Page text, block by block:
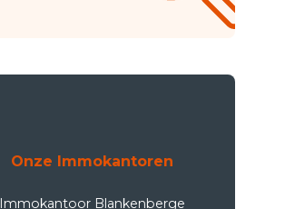
Onze Immokantoren
Immokantoor Blankenberge